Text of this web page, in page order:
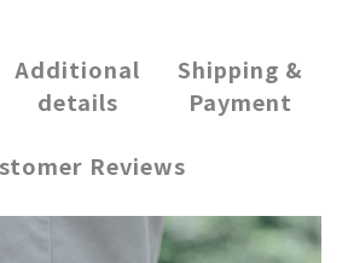
Additional
details
Shipping &
Payment
Reviews